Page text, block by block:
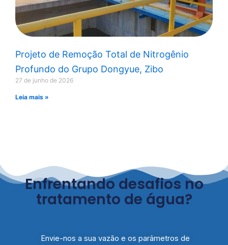
Projeto de Remoção Total de Nitrogênio
Profundo do Grupo Dongyue, Zibo
27 de junho de 2026
Leia mais »
Enfrentando desafios no
tratamento de água?
Envie-nos a sua vazão e os parâmetros de